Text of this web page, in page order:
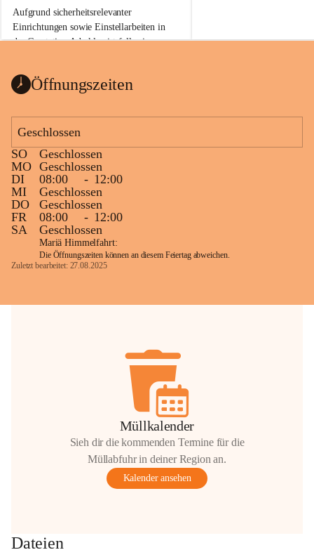
Aufgrund sicherheitsrelevanter
Einrichtungen sowie Einstellarbeiten in
der Gasstation Aderklaa ist fallweise
kommenden Tagen und Wochen wird
sein.
Die OMV Austria ist bemüht, für die
Bevölkerung ungewohnte, jedoch
technisch notwendige Betriebszustände so
kurz wie möglich zu halten.
Wir bitten daher die umliegende
Bevölkerung um Verständnis.
Glück Auf!
GmbH
anrainer-service@omv.com
Bei Fragen, Anliegen oder Beschwerden.
Wartungsarbeiten
Öffnungszeiten
Geschlossen
SO
Geschlossen
MO Geschlossen
DI
08:00 - 12:00
MI
Geschlossen
DO
Geschlossen
FR
08:00 - 12:00
SA
Geschlossen
Mariä Himmelfahrt:
Die Öffnungszeiten können an diesem Feiertag abweichen.
Zuletzt bearbeitet: 27.08.2025
Müllkalender
Sieh dir die kommenden Termine für die
Müllabfuhr in deiner Region an.
Kalender ansehen
Dateien